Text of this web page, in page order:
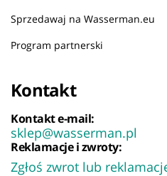
Sprzedawaj na Wasserman.eu
Program partnerski
Kontakt
Kontakt e-mail:
sklep@wasserman.pl
Reklamacje i zwroty:
Zgłoś zwrot lub